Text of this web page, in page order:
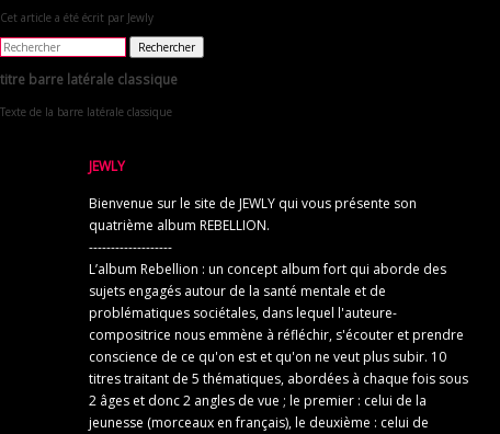
Cet article a été écrit par Jewly
Rechercher
titre barre latérale classique
Texte de la barre latérale classique
JEWLY
Bienvenue sur le site de JEWLY qui vous présente son
quatrième album REBELLION.
-------------------
L’album Rebellion : un concept album fort qui aborde des
sujets engagés autour de la santé mentale et de
problématiques sociétales, dans lequel l'auteure-
compositrice nous emmène à réfléchir, s'écouter et prendre
conscience de ce qu'on est et qu'on ne veut plus subir. 10
titres traitant de 5 thématiques, abordées à chaque fois sous
2 âges et donc 2 angles de vue ; le premier : celui de la
jeunesse (morceaux en français), le deuxième : celui de